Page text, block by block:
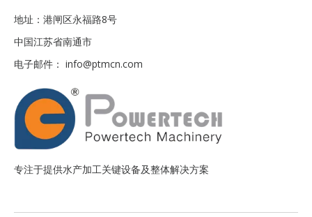
地址：港闸区永福路8号
中国江苏省南通市
电子邮件： info@ptmcn.com
专注于提供水产加工关键设备及整体解决方案